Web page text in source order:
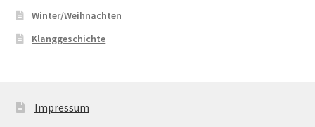
Winter/Weihnachten
Klanggeschichte
Impressum